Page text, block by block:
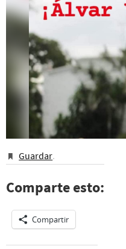
Guardar.
Comparte esto:
Compartir